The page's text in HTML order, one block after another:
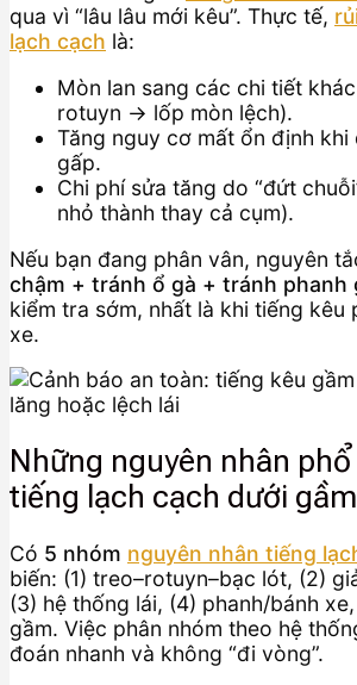
qua vì “lâu lâu mới kêu”. Thực tế,
lạch cạch là:
Mòn lan sang các chi tiết
rotuyn → lốp mòn lệch).
Tăng nguy cơ mất ổn định khi
gấp.
Chi phí sửa tăng do “đứt
nhỏ thành thay cả cụm).
Nếu bạn đang phân vân, nguyên
chậm + tránh ổ gà + tránh phanh
kiểm tra sớm, nhất là khi tiếng
xe.
Những nguyên nhân
tiếng lạch cạch dưới
Có 5 nhóm nguyên nhân tiếng
biến: (1) treo–rotuyn–bạc lót, (2)
(3) hệ thống lái, (4) phanh/bánh
gầm. Việc phân nhóm theo hệ
đoán nhanh và không “đi vòng”.